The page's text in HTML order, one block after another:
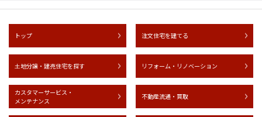
トップ 注文住宅を建てる
土地分譲・建売住宅を探す リフォーム・リノベーション
カスタマーサービス・
メンテナンス
不動産流通・買取